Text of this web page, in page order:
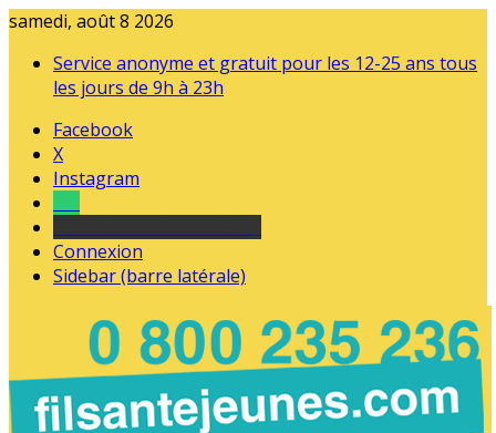
samedi, août 8 2026
Service anonyme et gratuit pour les 12-25 ans tous
les jours de 9h à 23h
Facebook
X
Instagram
Connexion
Sidebar (barre latérale)